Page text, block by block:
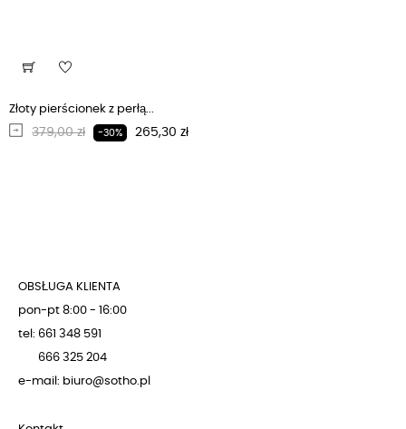
Złoty pierścionek z perłą...
Regularna cena
379,00 zł -30% Cena
265,30 zł
OBSŁUGA KLIENTA
pon-pt 8:00 - 16:00
tel: 661 348 591
666 325 204
e-mail: biuro@sotho.pl